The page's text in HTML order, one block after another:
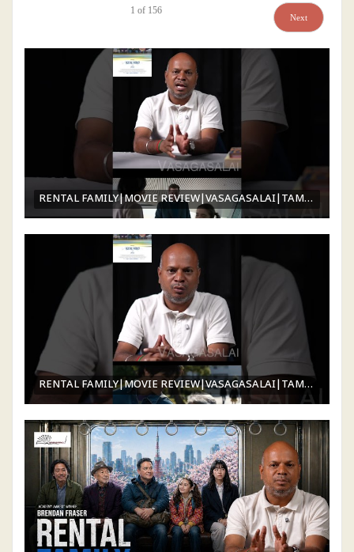
1 of 156
Next
RENTAL FAMILY|MOVIE REVIEW|VASAGASALAI|TAMILSELVAN RAJENDREN
RENTAL FAMILY|MOVIE REVIEW|VASAGASALAI|TAMILSELVAN RAJENDREN